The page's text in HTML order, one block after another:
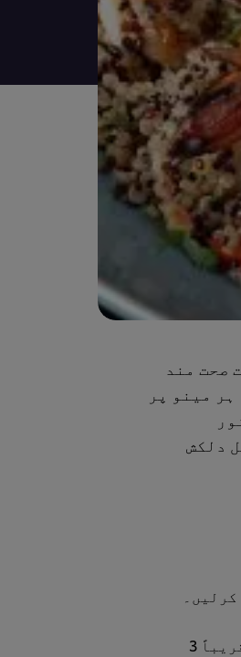
صحت مند
مینو پر
دلکش
پھر پیاز، لہسن ملائیں اور اس کو پکائیں، مسلسل اس کو ہلائیں تقریباً 3